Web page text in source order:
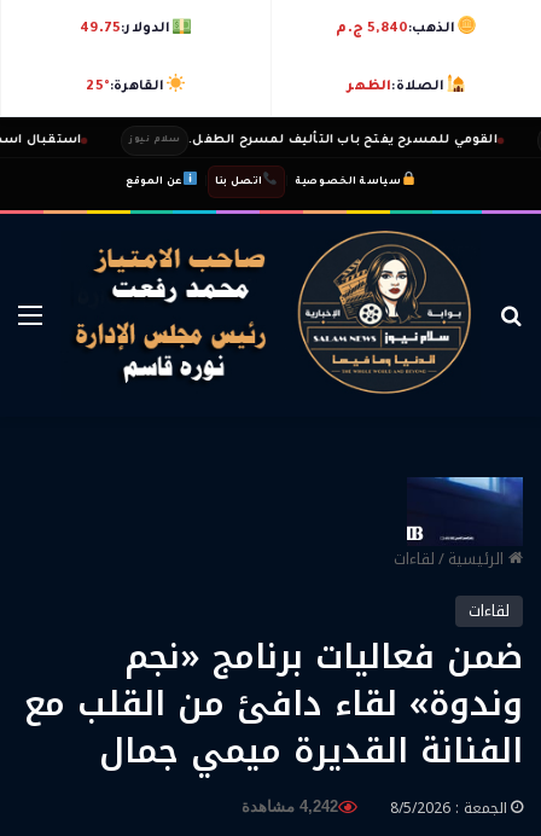
الذهب:5,840 ج.م الدولار:49.75
الصلاة:الظهر القاهرة:25°
القومي للمسرح يفتح باب التأليف لمسرح الطفل. سلام نيوز استقبال
سياسة الخصوصية اتصل بنا عن الموقع
بحث عن
الرئيسية/لقاءات
لقاءات
ضمن فعاليات برنامج «نجم
وندوة» لقاء دافئ من القلب مع
الفنانة القديرة ميمي جمال
الجمعة : 8/5/2026 4,242 مشاهدة